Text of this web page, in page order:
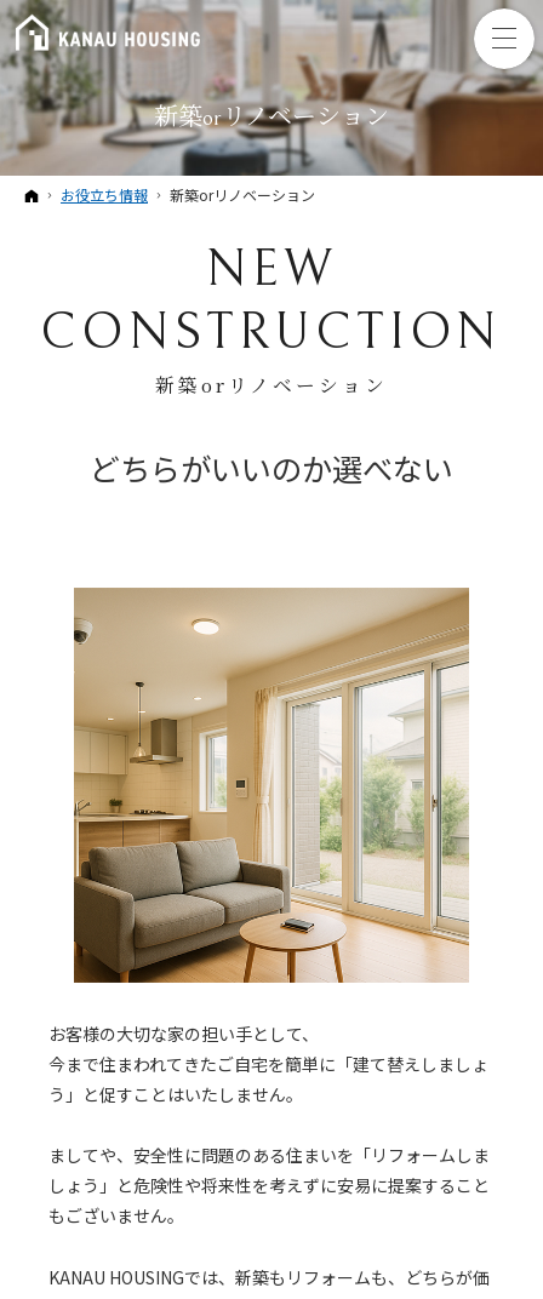
新築orリノベーション
ホーム
お役立ち情報 新築orリノベーション
NEW
CONSTRUCTION
新築orリノベーション
どちらがいいのか選べない
お客様の大切な家の担い手として、
今まで住まわれてきたご自宅を簡単に「建て替えしましょ
う」と促すことはいたしません。
ましてや、安全性に問題のある住まいを「リフォームしま
しょう」と危険性や将来性を考えずに安易に提案すること
もございません。
KANAU HOUSINGでは、新築もリフォームも、どちらが価